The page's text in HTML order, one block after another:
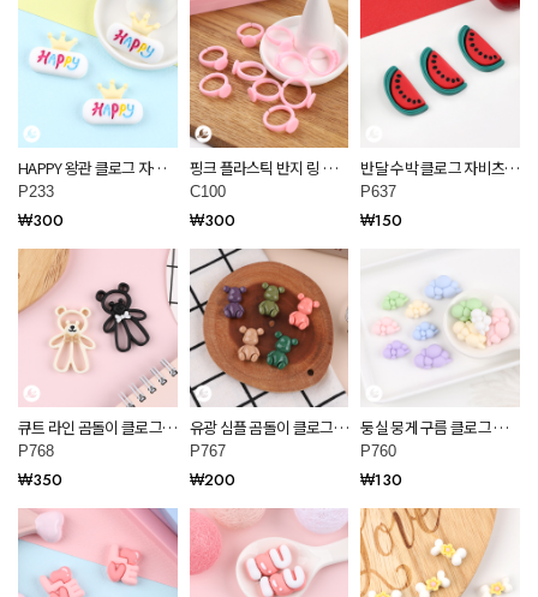
HAPPY 왕관 클로그 자비
츠 만들기 P233
P233
₩300
핑크 플라스틱 반지 링 부
자재 재료 C100
C100
₩300
반달 수박 클로그 자비츠
만들기 P637
P637
₩150
큐트 라인 곰돌이 클로그
자비츠 만들기 P768
P768
₩350
유광 심플 곰돌이 클로그
자비츠 만들기 P767
P767
₩200
둥실 뭉게 구름 클로그 자
비츠 만들기 P760
P760
₩130